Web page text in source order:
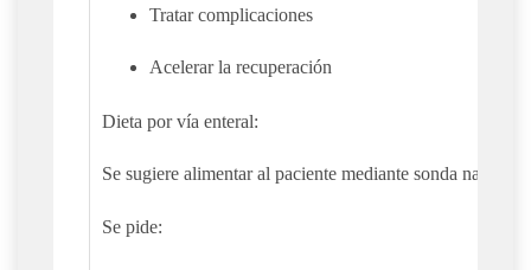
Tratar complicaciones
Acelerar la recuperación
Dieta por vía enteral:
Se sugiere alimentar al paciente mediante sonda
Se pide: